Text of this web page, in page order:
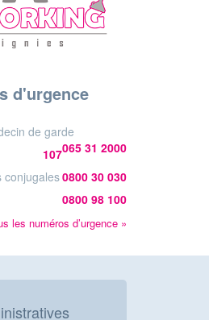
d'urgence
de garde
065 31 2000
107
conjugales0800 30 030
0800 98 100
les numéros d’urgence »